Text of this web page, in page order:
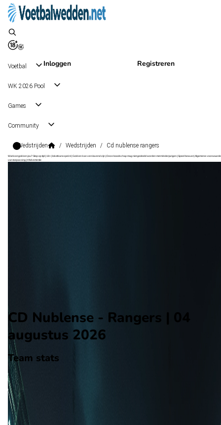
Inloggen Registreren
Voetbal
WK 2026 Pool
Games
Community
Wedstrijden / Wedstrijden / Cd nublense rangers
Wat kost gokken jou? Stop op tijd | 18+ | loketkansspel.nl | Gokken kan verslavend zijn | Deze boodschap mag niet gedeeld worden met minderjarigen | Speel bewust | Algemene
van toepassing | #Advertentie
CD Nublense - Rangers | 04
augustus 2026
Team stats
CD Nublense
CD Nublense
-
Rangers
Rangers